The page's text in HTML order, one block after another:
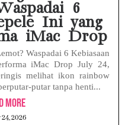
6
Ini yang
iMac Drop
Waspadai 6 Kebiasaan
iMac Drop July 24,
melihat ikon rainbow
putar tanpa henti...
More
2026